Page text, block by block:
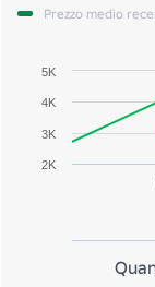
Prezzo medio
2K
3K
4K
5K